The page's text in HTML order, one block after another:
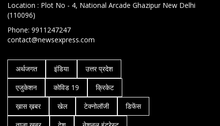
Location : Plot No - 4, National Arcade Ghazipur New Delhi
(110096)
Phone: 9911247247
contact@newsexpress.com
अर्थजगत इंडिया
उत्तर प्रदेश
एजुकेशन
कोविड 19
क्रिकेट
ख़ास ख़बर
खेल टेक्नोलॉजी
डिफेंस